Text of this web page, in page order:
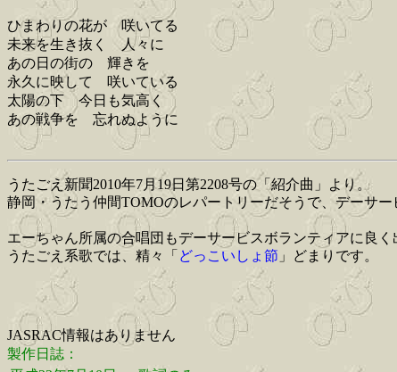
ひまわりの花が 咲いてる
未来を生き抜く 人々に
あの日の街の 輝きを
永久に映して 咲いている
太陽の下 今日も気高く
あの戦争を 忘れぬように
うたごえ新聞2010年7月19日第2208号の「紹介曲」より。
静岡・うたう仲間TOMOのレパートリーだそうで、デーサ
エーちゃん所属の合唱団もデーサービスボランティアに良
うたごえ系歌では、精々「 どっこいしょ節 」どまりです。
JASRAC情報はありません
製作日誌：